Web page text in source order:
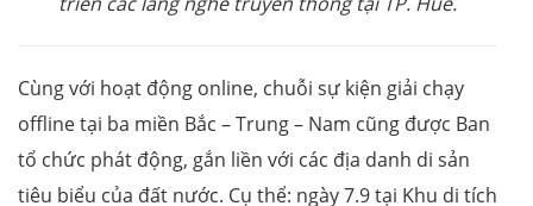
Cùng với hoạt động online, chuỗi sự kiện giải chạy
offline tại ba miền Bắc – Trung – Nam cũng được Ban
tổ chức phát động, gắn liền với các địa danh di sản
tiêu biểu của đất nước. Cụ thể: ngày 7.9 tại Khu di tích